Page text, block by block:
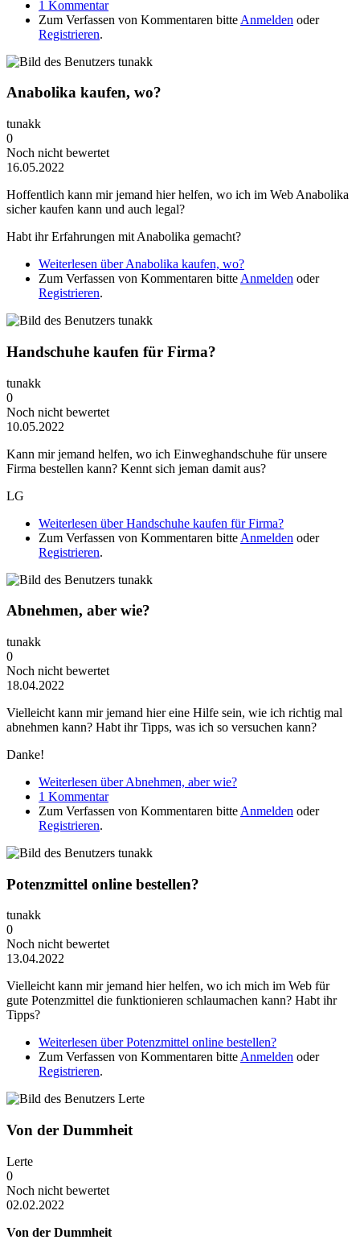
1 Kommentar
Zum Verfassen von Kommentaren bitte Anmelden oder
Registrieren.
Anabolika kaufen, wo?
tunakk
0
Noch nicht bewertet
16.05.2022
Hoffentlich kann mir jemand hier helfen, wo ich im Web Anabolika
sicher kaufen kann und auch legal?
Habt ihr Erfahrungen mit Anabolika gemacht?
Weiterlesen über Anabolika kaufen, wo?
Zum Verfassen von Kommentaren bitte Anmelden oder
Registrieren.
Handschuhe kaufen für Firma?
tunakk
0
Noch nicht bewertet
10.05.2022
Kann mir jemand helfen, wo ich Einweghandschuhe für unsere
Firma bestellen kann? Kennt sich jeman damit aus?
LG
Weiterlesen über Handschuhe kaufen für Firma?
Zum Verfassen von Kommentaren bitte Anmelden oder
Registrieren.
Abnehmen, aber wie?
tunakk
0
Noch nicht bewertet
18.04.2022
Vielleicht kann mir jemand hier eine Hilfe sein, wie ich richtig mal
abnehmen kann? Habt ihr Tipps, was ich so versuchen kann?
Danke!
Weiterlesen über Abnehmen, aber wie?
1 Kommentar
Zum Verfassen von Kommentaren bitte Anmelden oder
Registrieren.
Potenzmittel online bestellen?
tunakk
0
Noch nicht bewertet
13.04.2022
Vielleicht kann mir jemand hier helfen, wo ich mich im Web für
gute Potenzmittel die funktionieren schlaumachen kann? Habt ihr
Tipps?
Weiterlesen über Potenzmittel online bestellen?
Zum Verfassen von Kommentaren bitteAnmelden oder
Registrieren.
Von der Dummheit
Lerte
0
Noch nicht bewertet
02.02.2022
Von der Dummheit